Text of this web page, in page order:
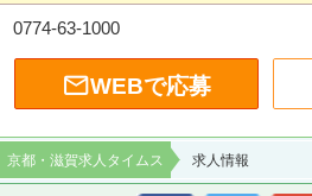
0774-63-1000
WEBで応募
京都・滋賀求人タイムス 求人情報